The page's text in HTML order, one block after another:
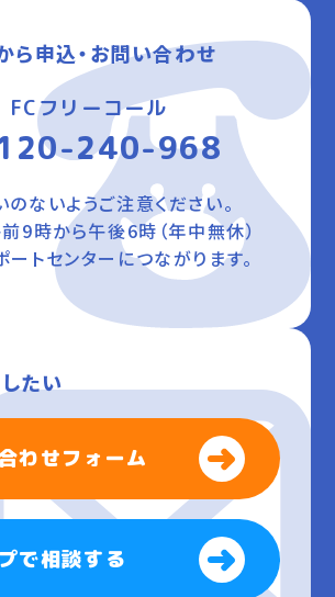
ら申込・お問い合わせ
FCフリーコール
240-968
ないようご注意ください。
9時から午後6時（年中無休）
トセンターにつながります。
たい
わせフォーム
で相談する